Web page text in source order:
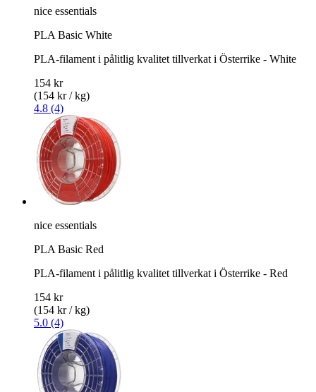
nice essentials
PLA Basic White
PLA-filament i pålitlig kvalitet tillverkat i Österrike - White
154 kr
(154 kr / kg)
4.8 (4)
nice essentials
PLA Basic Red
PLA-filament i pålitlig kvalitet tillverkat i Österrike - Red
154 kr
(154 kr / kg)
5.0 (4)